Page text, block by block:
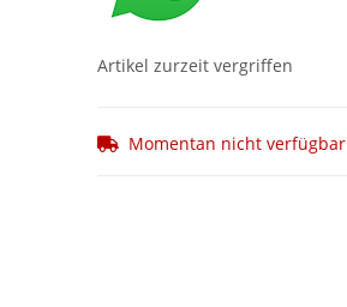
Artikel zurzeit vergriffen
Momentan nicht verfügbar